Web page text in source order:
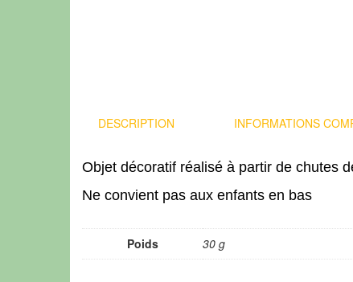
DESCRIPTION INFORMATIONS
Objet décoratif réalisé à partir de chutes
Ne convient pas aux enfants en bas
Poids 30 g